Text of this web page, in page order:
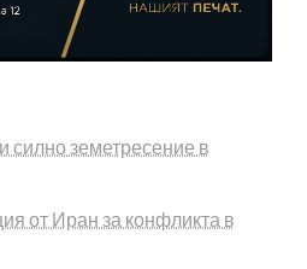
силно земетресение в
от Иран за конфликта в